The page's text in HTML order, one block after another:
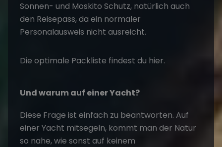
Sonnen- und Moskito Schutz, natürlich auch
den Reisepass, da ein normaler
Personalausweis nicht ausreicht.
Die optimale Packliste findest du hier.
Und warum auf einer Yacht?
Diese Frage ist einfach zu beantworten. Auf
einer Yacht mitsegeln, kommt man der Natur
so nahe, wie sonst auf keinem